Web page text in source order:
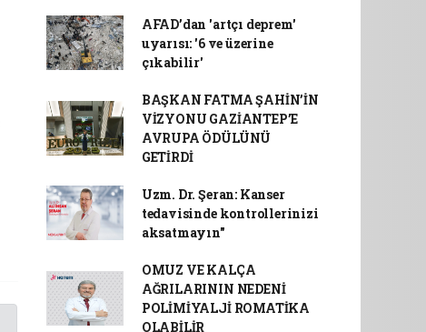
AFAD’dan 'artçı deprem'
uyarısı: '6 ve üzerine
çıkabilir'
BAŞKAN FATMA ŞAHİN’İN
VİZYONU GAZİANTEP’E
AVRUPA ÖDÜLÜNÜ
GETİRDİ
Uzm. Dr. Şeran: Kanser
tedavisinde kontrollerinizi
aksatmayın"
OMUZ VE KALÇA
AĞRILARININ NEDENİ
POLİMİYALJİ ROMATİKA
OLABİLİR